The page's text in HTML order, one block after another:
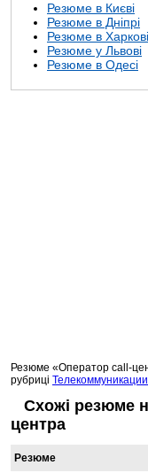
Резюме в Києві
Резюме в Дніпрі
Резюме в Харкові
Резюме у Львові
Резюме в Одесі
Резюме «Оператор call-
рубриці
Схожі резюме
центра
Резюме